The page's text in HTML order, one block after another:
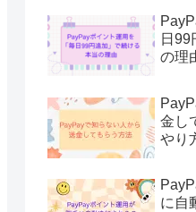
日99
の理
金し
やり
に自